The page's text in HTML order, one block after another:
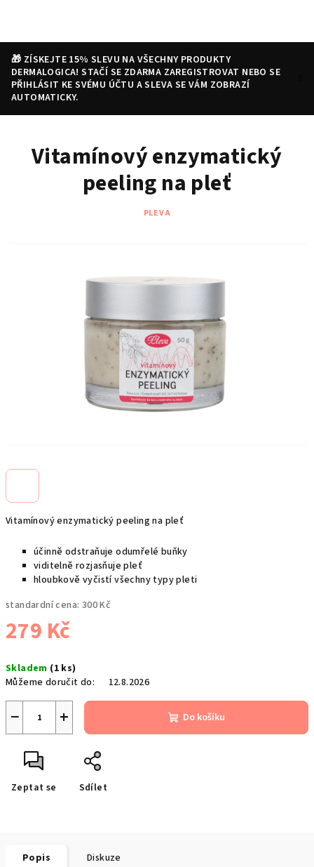
🎁 ZÍSKEJTE 15% SLEVU NA VŠECHNY PRODUKTY
DERMALOGICA! STAČÍ SE ZDARMA ZAREGISTROVAT NEBO SE
PŘIHLÁSIT KE SVÉMU ÚČTU A SLEVA SE VÁM ZOBRAZÍ
AUTOMATICKY.
HledatPřihlášeníNákupní
košík
Vitamínový enzymatický peeling na pleť
účinně odstraňuje odumřelé buňky
viditelně rozjasňuje pleť
hloubkově vyčistí všechny typy pleti
standardní cena: 300 Kč
279 Kč
cena:
Skladem (1 ks)
Můžeme doručit do:
12.8.2026
+
− Do košíku
Zeptat se Sdílet
Vitamínový enzymatický
peeling na pleť
PLEVA
Popis Diskuze